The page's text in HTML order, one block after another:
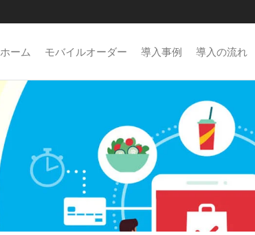
ホーム モバイルオーダー 導入事例 導入の流れ